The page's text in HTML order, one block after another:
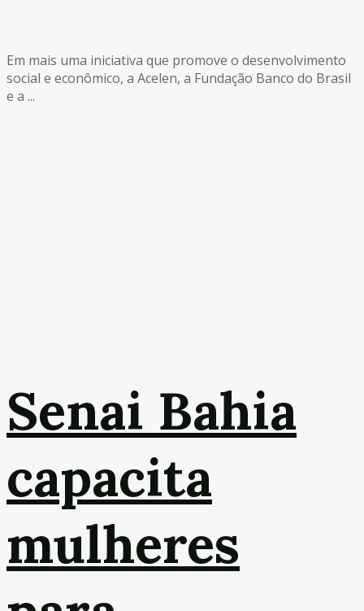
Em mais uma iniciativa que promove o desenvolvimento
social e econômico, a Acelen, a Fundação Banco do Brasil
e a ...
Senai Bahia
capacita
mulheres